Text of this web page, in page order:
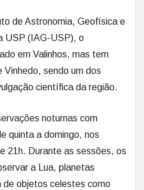
de Astronomia, Geofísica e
USP (IAG-USP), o
em Valinhos, mas tem
Vinhedo, sendo um dos
científica da região.
noturnas com
quinta a domingo, nos
21h. Durante as sessões, os
a Lua, planetas
de objetos celestes como